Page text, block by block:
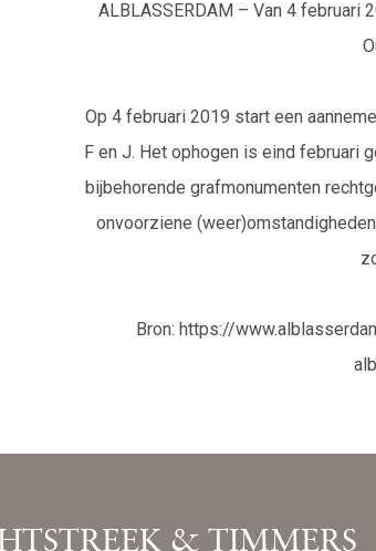
ALBLASSERDAM – Van 4 februari
Op 4 februari 2019 start een
F en J. Het ophogen is eind februari
bijbehorende grafmonumenten
onvoorziene
Bron: https://
& TIMMERS